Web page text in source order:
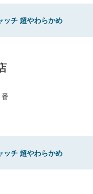
ッチ 超やわらかめ
ッチ 超やわらかめ